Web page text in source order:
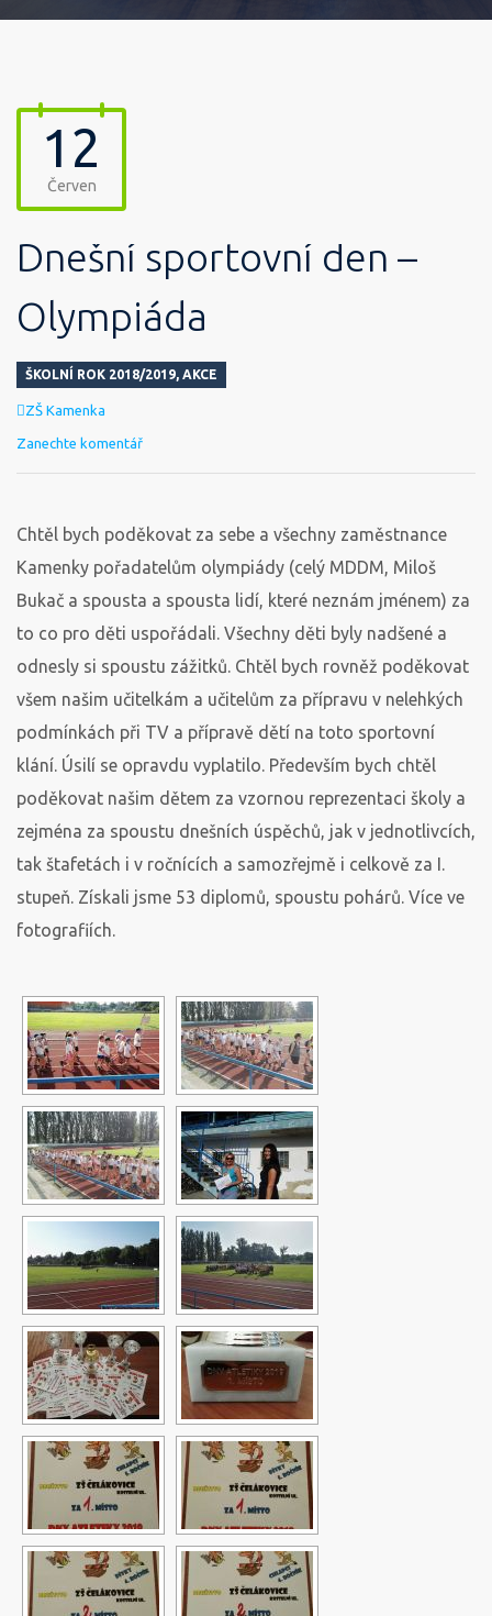
12
Červen
Dnešní sportovní den –
Olympiáda
ŠKOLNÍ ROK 2018/2019, AKCE
Autor
ZŠ Kamenka
Zanechte komentář
Chtěl bych poděkovat za sebe a všechny zaměstnance
Kamenky pořadatelům olympiády (celý MDDM, Miloš
Bukač a spousta a spousta lidí, které neznám jménem) za
to co pro děti uspořádali. Všechny děti byly nadšené a
odnesly si spoustu zážitků. Chtěl bych rovněž poděkovat
všem našim učitelkám a učitelům za přípravu v nelehkých
podmínkách při TV a přípravě dětí na toto sportovní
klání. Úsilí se opravdu vyplatilo. Především bych chtěl
poděkovat našim dětem za vzornou reprezentaci školy a
zejména za spoustu dnešních úspěchů, jak v jednotlivcích,
tak štafetách i v ročnících a samozřejmě i celkově za I.
stupeň. Získali jsme 53 diplomů, spoustu pohárů. Více ve
fotografiích.